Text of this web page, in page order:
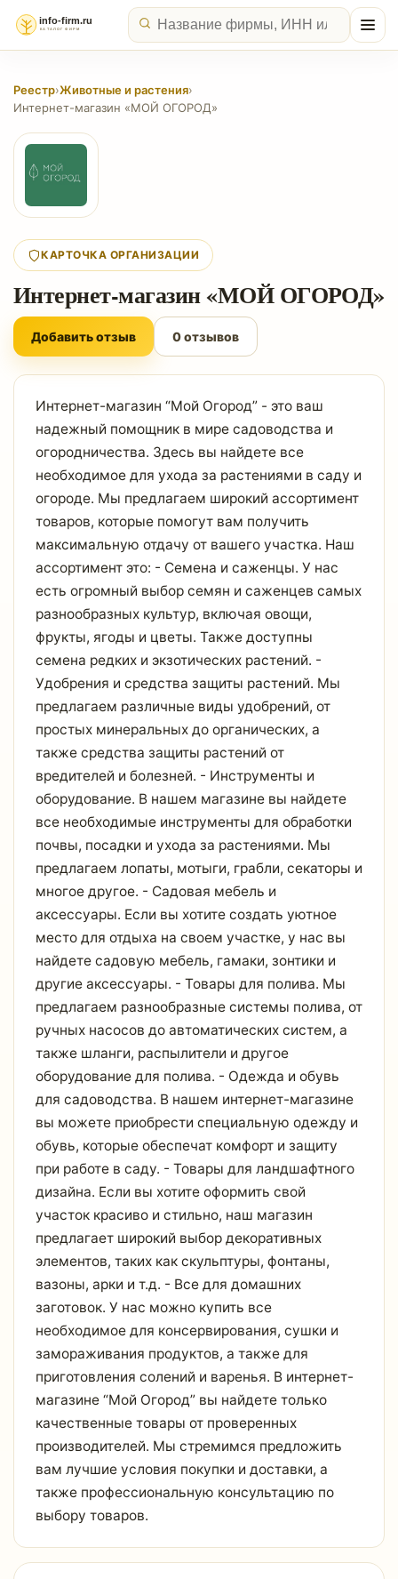
Реестр›Животные и растения›
Интернет-магазин «МОЙ ОГОРОД»
КАРТОЧКА ОРГАНИЗАЦИИ
Интернет-магазин «МОЙ ОГОРОД»
Добавить отзыв 0 отзывов
Интернет-магазин “Мой Огород” - это ваш
надежный помощник в мире садоводства и
огородничества. Здесь вы найдете все
необходимое для ухода за растениями в саду и
огороде. Мы предлагаем широкий ассортимент
товаров, которые помогут вам получить
максимальную отдачу от вашего участка. Наш
ассортимент это: - Семена и саженцы. У нас
есть огромный выбор семян и саженцев самых
разнообразных культур, включая овощи,
фрукты, ягоды и цветы. Также доступны
семена редких и экзотических растений. -
Удобрения и средства защиты растений. Мы
предлагаем различные виды удобрений, от
простых минеральных до органических, а
также средства защиты растений от
вредителей и болезней. - Инструменты и
оборудование. В нашем магазине вы найдете
все необходимые инструменты для обработки
почвы, посадки и ухода за растениями. Мы
предлагаем лопаты, мотыги, грабли, секаторы и
многое другое. - Садовая мебель и
аксессуары. Если вы хотите создать уютное
место для отдыха на своем участке, у нас вы
найдете садовую мебель, гамаки, зонтики и
другие аксессуары. - Товары для полива. Мы
предлагаем разнообразные системы полива, от
ручных насосов до автоматических систем, а
также шланги, распылители и другое
оборудование для полива. - Одежда и обувь
для садоводства. В нашем интернет-магазине
вы можете приобрести специальную одежду и
обувь, которые обеспечат комфорт и защиту
при работе в саду. - Товары для ландшафтного
дизайна. Если вы хотите оформить свой
участок красиво и стильно, наш магазин
предлагает широкий выбор декоративных
элементов, таких как скульптуры, фонтаны,
вазоны, арки и т.д. - Все для домашних
заготовок. У нас можно купить все
необходимое для консервирования, сушки и
замораживания продуктов, а также для
приготовления солений и варенья. В интернет-
магазине “Мой Огород” вы найдете только
качественные товары от проверенных
производителей. Мы стремимся предложить
вам лучшие условия покупки и доставки, а
также профессиональную консультацию по
выбору товаров.